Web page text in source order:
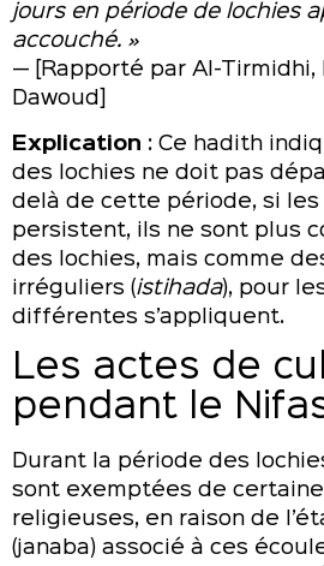
jours en période de lochies
accouché. »
— [Rapporté par Al-Tirmidhi,
Dawoud]
Explication : Ce hadith
des lochies ne doit pas
delà de cette période, si les
persistent, ils ne sont plus
des lochies, mais comme
irréguliers (istihada), pour
différentes s’appliquent.
Les actes de
pendant le
Durant la période des
sont exemptées de
religieuses, en raison de
(janaba) associé à ces